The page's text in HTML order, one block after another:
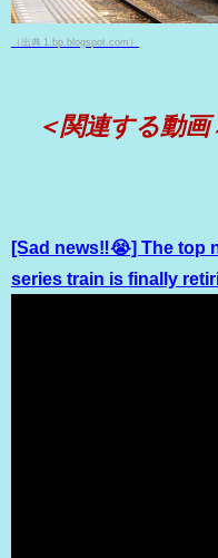
（出典 1.bp.blogspot.com）
＜関連する動画
[Sad news‼️😭] The top
series train is finally